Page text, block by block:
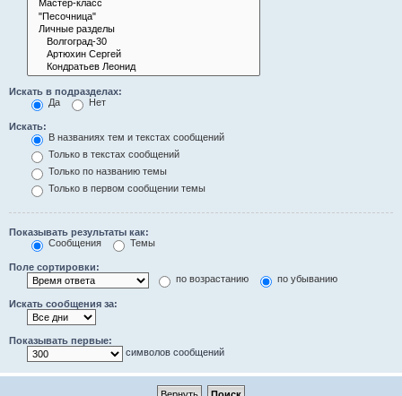
Искать в подразделах:
Да
Нет
Искать:
В названиях тем и текстах сообщений
Только в текстах сообщений
Только по названию темы
Только в первом сообщении темы
Показывать результаты как:
Сообщения
Темы
Поле сортировки:
по возрастанию
по убыванию
Искать сообщения за:
Показывать первые:
символов сообщений